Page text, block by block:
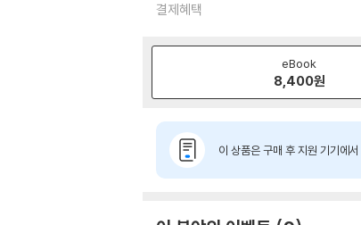
결제혜택
eBook
8,400원
이 상품은 구매 후 지원 기기에서